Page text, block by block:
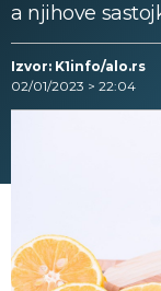
a njihove
Izvor: K1info/alo.rs
02/01/2023 > 22:04